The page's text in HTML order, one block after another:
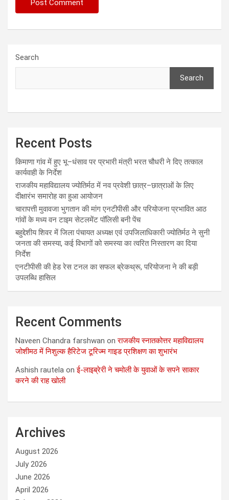
Search
Search
Recent Posts
किमाणा गांव में हुए भू–धंसाव पर प्रभारी मंत्री भरत चौधरी ने दिए तत्काल
कार्यवाही के निर्देश
राजकीय महाविद्यालय ज्योतिर्मठ में नव प्रवेशी छात्र–छात्राओं के लिए
दीक्षारंभ समारोह का हुआ आयोजन
चारापत्ती मुवावजा भुगतान की मांग एनटीपीसी और परियोजना प्रभावित आठ
गांवों के मध्य वन टाइम सेटलमेंट पॉलिसी बनी पेंच
बहुद्देशीय शिवर में जिला पंचायत अध्यक्ष एवं उपजिलाधिकारी ज्योतिर्मठ ने सुनी
जनता की समस्या, कई विभागों को समस्या का त्वरित निस्तारण का दिया
निर्देश
एनटीपीसी की हेड रेस टनल का सफल ब्रेकथ्रू, परियोजना ने की बड़ी
उपलब्धि हासिल
Recent Comments
Naveen Chandra farshwan onराजकीय स्नातकोत्तर महाविद्यालय
जोशीमठ में निशुल्क हैरिटेज टूरिज्म गाइड प्रशिक्षण का शुभारंभ
Ashish rautela onई-लाइब्रेरी ने चमोली के युवाओं के सपने साकार
करने की राह खोली
Archives
August 2026
July 2026
June 2026
April 2026